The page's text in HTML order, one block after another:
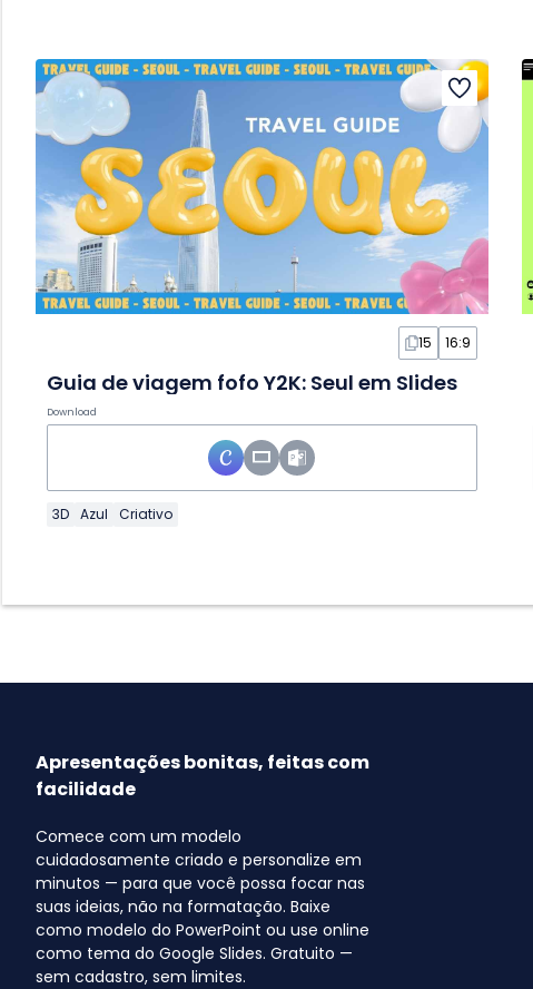
15 16:9
Guia de viagem fofo Y2K: Seul em Slides
Download
3D Azul Criativo
Apresentações bonitas, feitas com
facilidade
Comece com um modelo
cuidadosamente criado e personalize em
minutos — para que você possa focar nas
suas ideias, não na formatação. Baixe
como modelo do PowerPoint ou use online
como tema do Google Slides. Gratuito —
sem cadastro, sem limites.